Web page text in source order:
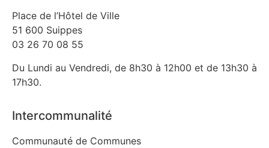
Place de l’Hôtel de Ville
51 600 Suippes
03 26 70 08 55
Du Lundi au Vendredi, de 8h30 à 12h00 et de 13h30 à
17h30.
Intercommunalité
Communauté de Communes